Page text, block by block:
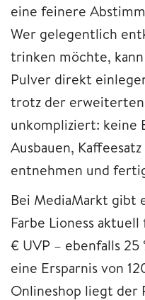
eine feinere
Wer gelegentlich
trinken möchte,
Pulver direkt
trotz der erweiterten
unkompliziert: keine
Ausbauen,
entnehmen und
Bei MediaMarkt gibt
Farbe Lioness
€ UVP – ebenfalls 25
eine Ersparnis von
Onlineshop liegt der